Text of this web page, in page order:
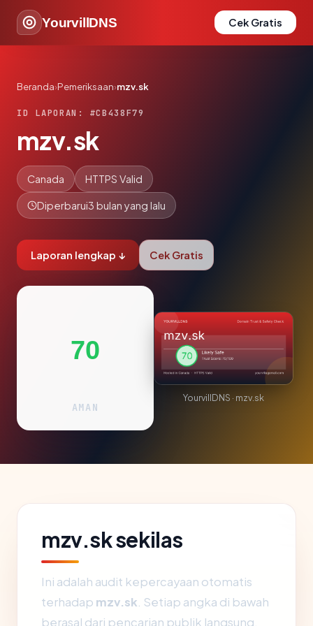
YourvillDNS Cek Gratis
Beranda›Pemeriksaan›mzv.sk
ID LAPORAN: #CB438F79
mzv.sk
Canada HTTPS Valid
Diperbarui3 bulan yang lalu
Laporan lengkap ↓ Cek Gratis
70
AMAN
YourvillDNS · mzv.sk
mzv.sk sekilas
Ini adalah audit kepercayaan otomatis
terhadap mzv.sk . Setiap angka di bawah
berasal dari pencarian publik langsung.